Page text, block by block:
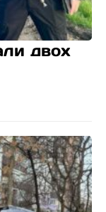
двох